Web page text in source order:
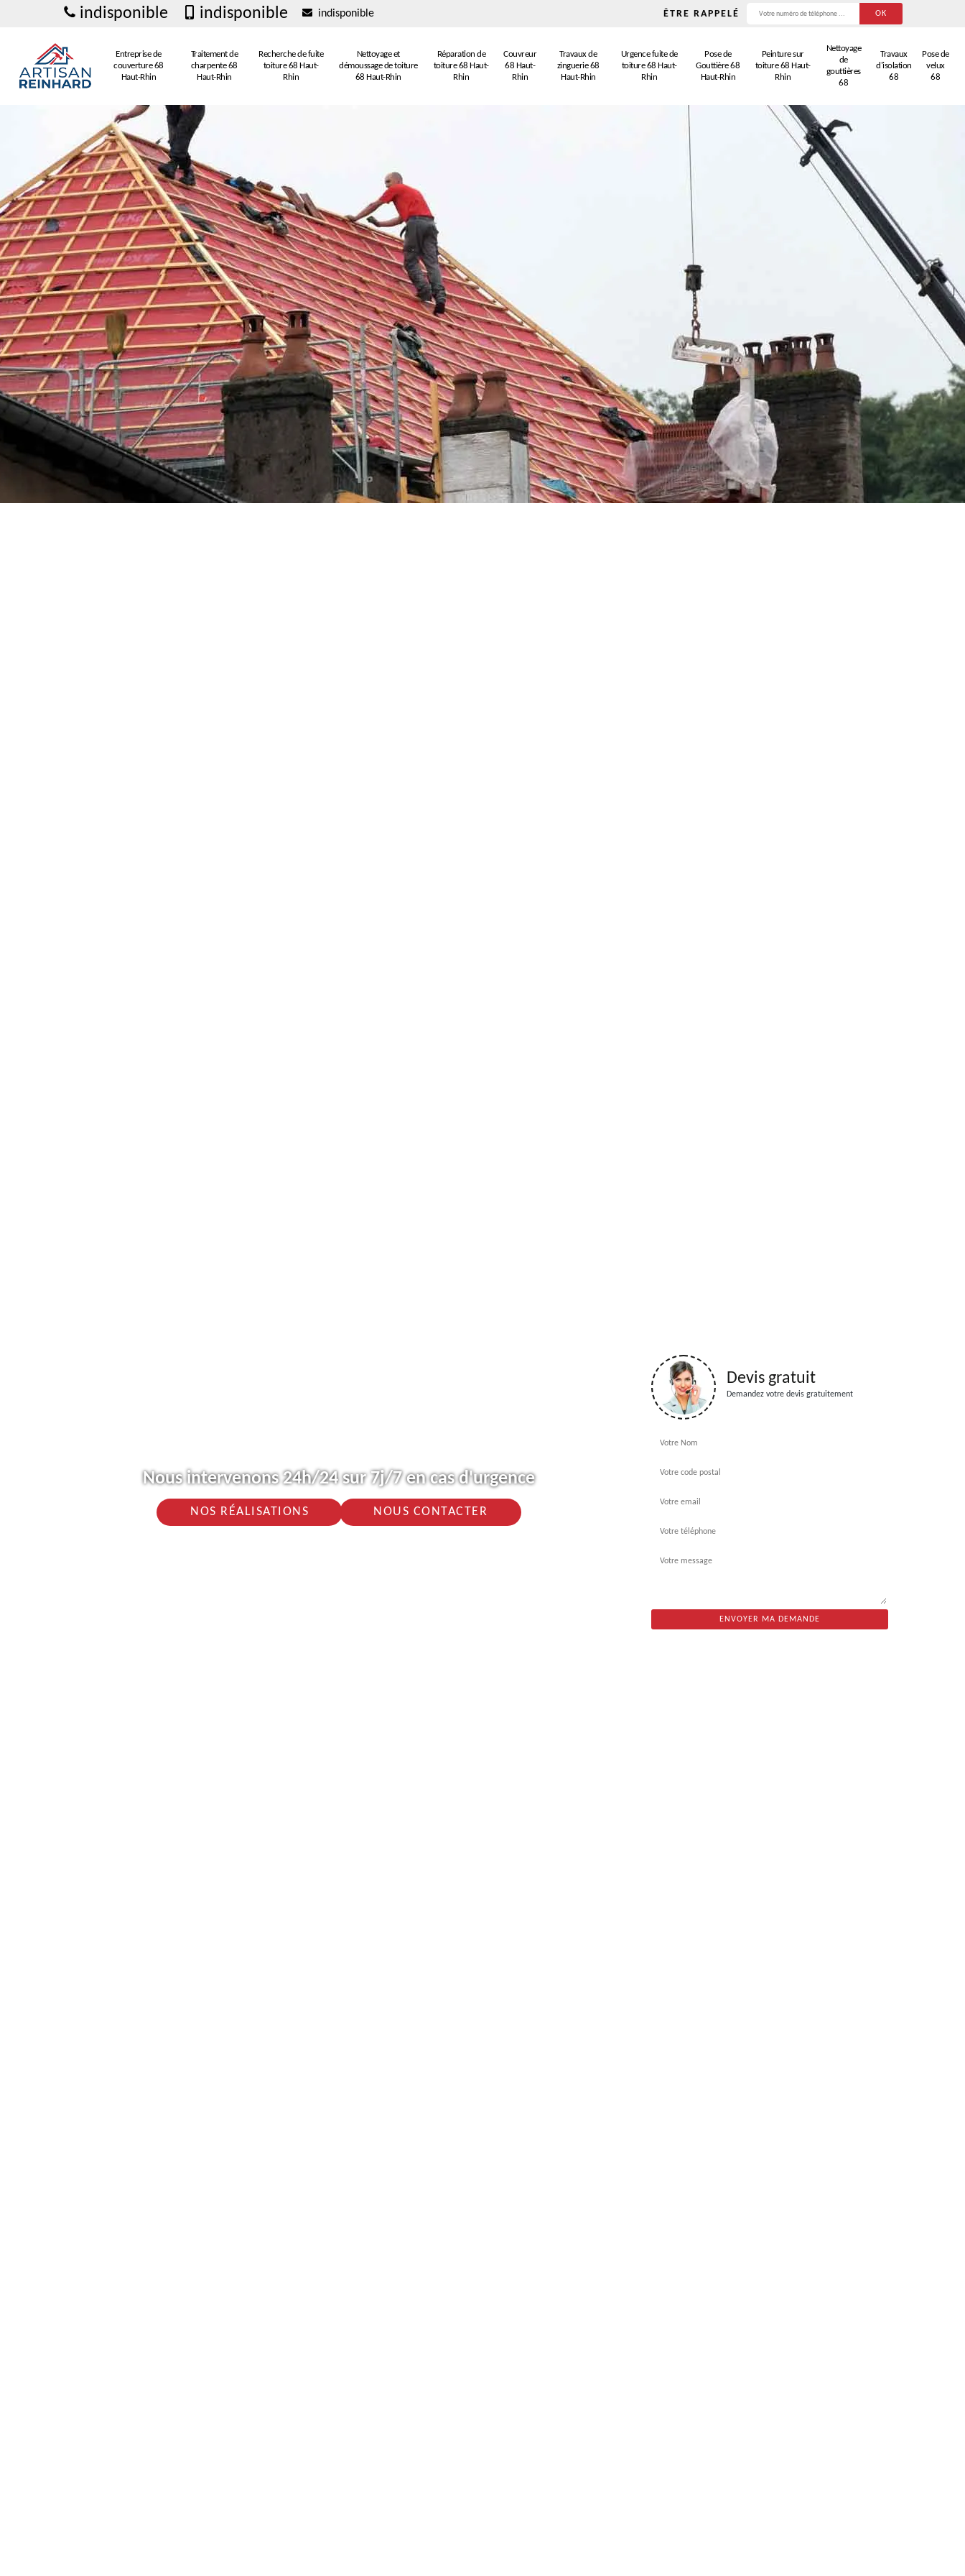
indisponible indisponible indisponible ÊTRE RAPPELÉ
Entreprise de
couverture 68
Haut-Rhin
Traitement de
charpente 68
Haut-Rhin
Recherche de fuite
toiture 68 Haut-
Rhin
Nettoyage et
démoussage de toiture
68 Haut-Rhin
Réparation de
toiture 68 Haut-
Rhin
Couvreur
68 Haut-
Rhin
Travaux de
zinguerie 68
Haut-Rhin
Urgence fuite de
toiture 68 Haut-
Rhin
Pose de
Gouttière 68
Haut-Rhin
Peinture sur
toiture 68 Haut-
Rhin
Nettoyage
de
gouttières
68
Travaux
d'isolation
68
Pose de
velux
68
Nous intervenons 24h/24 sur 7j/7 en cas d'urgence
NOS RÉALISATIONS NOUS CONTACTER
Devis gratuit
Demandez votre devis gratuitement